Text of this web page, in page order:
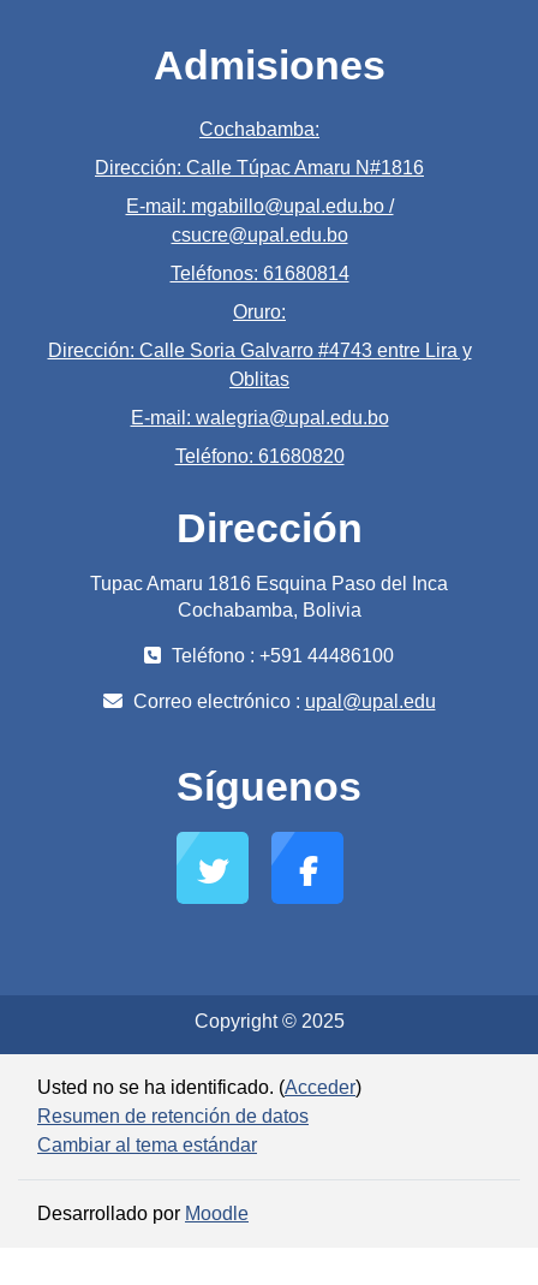
Admisiones
Cochabamba:
Dirección: Calle Túpac Amaru N#1816
E-mail: mgabillo@upal.edu.bo /
csucre@upal.edu.bo
Teléfonos: 61680814
Oruro:
Dirección: Calle Soria Galvarro #4743 entre Lira y
Oblitas
E-mail: walegria@upal.edu.bo
Teléfono: 61680820
Dirección
Tupac Amaru 1816 Esquina Paso del Inca
Cochabamba, Bolivia
Teléfono : +591 44486100
Correo electrónico : upal@upal.edu
Síguenos
Copyright © 2025
Usted no se ha identificado. (Acceder)
Resumen de retención de datos
Cambiar al tema estándar
Desarrollado por Moodle